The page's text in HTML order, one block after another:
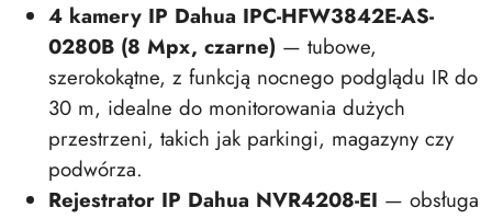
4 kamery IP Dahua IPC-HFW3842E-AS-
0280B (8 Mpx, czarne) — tubowe,
szerokokątne, z funkcją nocnego podglądu IR do
30 m, idealne do monitorowania dużych
przestrzeni, takich jak parkingi, magazyny czy
podwórza.
Rejestrator IP Dahua NVR4208-EI — obsługa